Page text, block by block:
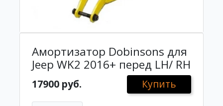
Амортизатор Dobinsons для
Jeep WK2 2016+ перед LH/ RH
17900 руб. Купить